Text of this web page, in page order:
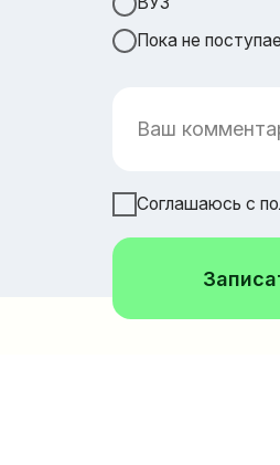
Соглашаюсь с политикой
Записаться на